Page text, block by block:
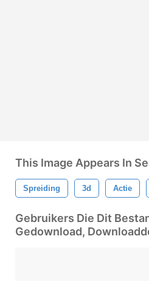
This Image Appears In
Spreiding 3d Actie
Gebruikers Die Dit
Gedownload,